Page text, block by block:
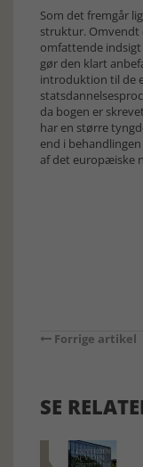
Som det fremgår
struktur. Omvendt
omfattende
gør den klart
introduktion til de
da bogen er
har en større
end i
af det europæiske
Forrige artikel
SE